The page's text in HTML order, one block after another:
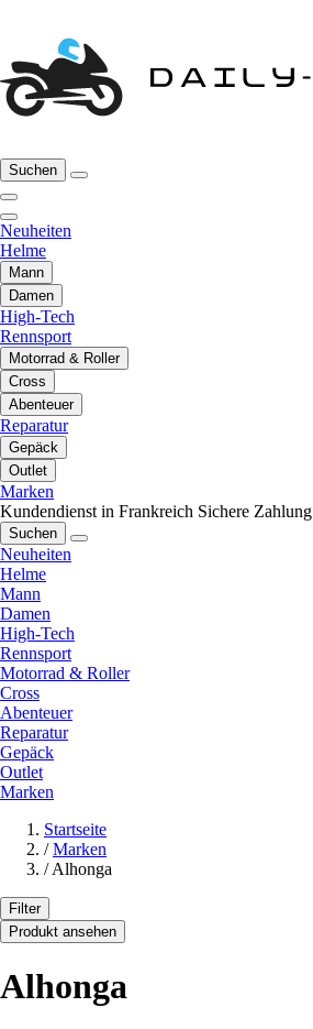
Suchen
Neuheiten
Helme
Mann
Damen
High-Tech
Rennsport
Motorrad & Roller
Cross
Abenteuer
Reparatur
Gepäck
Outlet
Marken
Kundendienst in Frankreich Sichere Zahlung
Suchen
Neuheiten
Helme
Mann
Damen
High-Tech
Rennsport
Motorrad & Roller
Cross
Abenteuer
Reparatur
Gepäck
Outlet
Marken
Startseite
/ Marken
/ Alhonga
Filter
Produkt ansehen
Alhonga